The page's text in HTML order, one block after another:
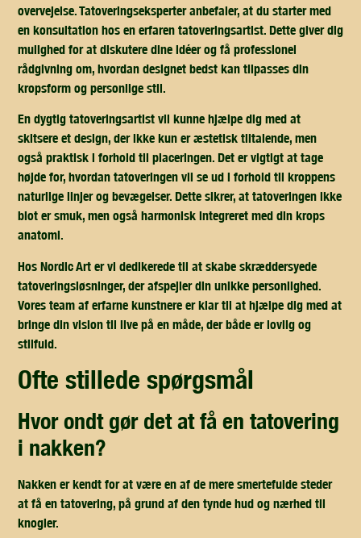
overvejelse. Tatoveringseksperter anbefaler, at du starter med
en konsultation hos en erfaren tatoveringsartist. Dette giver dig
mulighed for at diskutere dine idéer og få professionel
rådgivning om, hvordan designet bedst kan tilpasses din
kropsform og personlige stil.
En dygtig tatoveringsartist vil kunne hjælpe dig med at
skitsere et design, der ikke kun er æstetisk tiltalende, men
også praktisk i forhold til placeringen. Det er vigtigt at tage
højde for, hvordan tatoveringen vil se ud i forhold til kroppens
naturlige linjer og bevægelser. Dette sikrer, at tatoveringen ikke
blot er smuk, men også harmonisk integreret med din krops
anatomi.
Hos Nordic Art er vi dedikerede til at skabe skræddersyede
tatoveringsløsninger, der afspejler din unikke personlighed.
Vores team af erfarne kunstnere er klar til at hjælpe dig med at
bringe din vision til live på en måde, der både er lovlig og
stilfuld.
ofte stillede spørgsmål
hvor ondt gør det at få en tatovering
i nakken?
Nakken er kendt for at være en af de mere smertefulde steder
at få en tatovering, på grund af den tynde hud og nærhed til
knogler.